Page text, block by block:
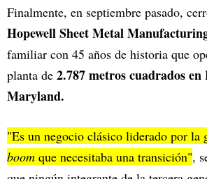
Finalmente, en septiembre pasado,
Hopewell Sheet Metal
familiar con 45 años de historia que
planta de 2.787 metros cuadrados en
Maryland.
"Es un negocio clásico liderado por la
boom que necesitaba una transición",